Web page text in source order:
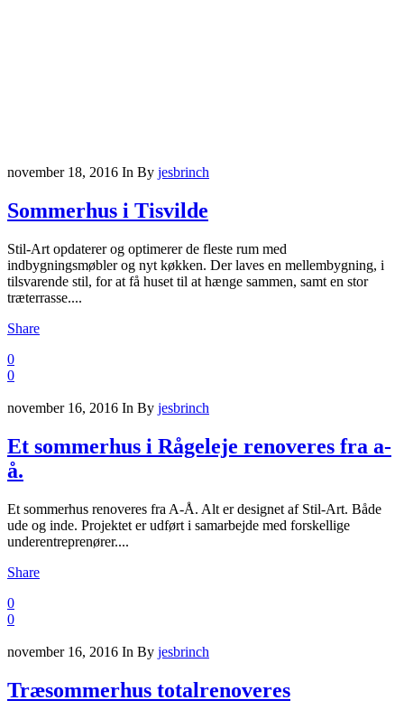
november 18, 2016 In By jesbrinch
Sommerhus i Tisvilde
Stil-Art opdaterer og optimerer de fleste rum med
indbygningsmøbler og nyt køkken. Der laves en mellembygning, i
tilsvarende stil, for at få huset til at hænge sammen, samt en stor
træterrasse....
Share
0
0
november 16, 2016 In By jesbrinch
Et sommerhus i Rågeleje renoveres fra a-
å.
Et sommerhus renoveres fra A-Å. Alt er designet af Stil-Art. Både
ude og inde. Projektet er udført i samarbejde med forskellige
underentreprenører....
Share
0
0
november 16, 2016 In By jesbrinch
Træsommerhus totalrenoveres